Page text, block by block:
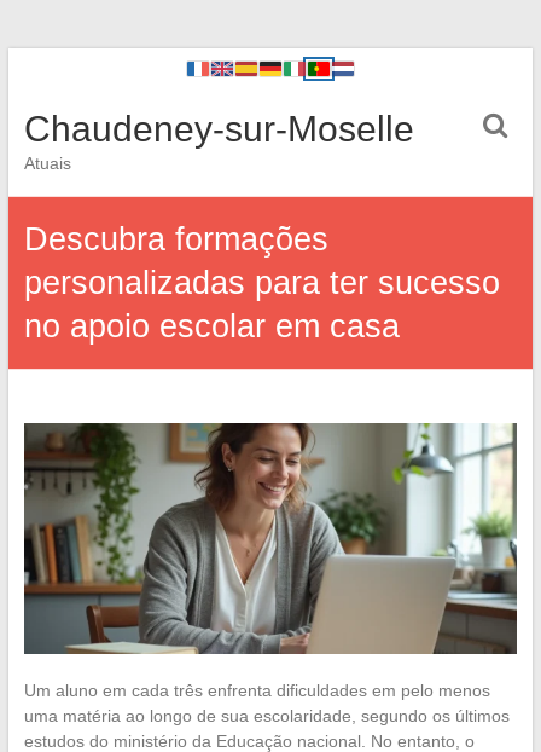
Chaudeney-sur-Moselle
Atuais
Descubra formações
personalizadas para ter sucesso
no apoio escolar em casa
Um aluno em cada três enfrenta dificuldades em pelo menos
uma matéria ao longo de sua escolaridade, segundo os últimos
estudos do ministério da Educação nacional. No entanto, o